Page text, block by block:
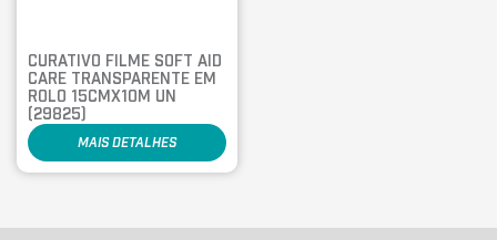
CURATIVO FILME SOFT AID
CARE TRANSPARENTE EM
ROLO 15CMX10M UN
(29825)
MAIS DETALHES